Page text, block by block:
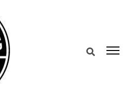
Sepele yang Ternyata
Anda Setiap Hari